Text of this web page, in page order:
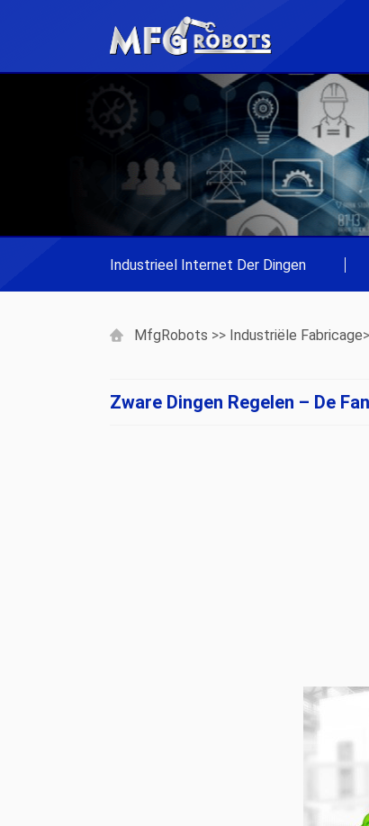
Industrieel Internet Der Dingen
MfgRobots >> Industriële Fabricage
Zware Dingen Regelen – De